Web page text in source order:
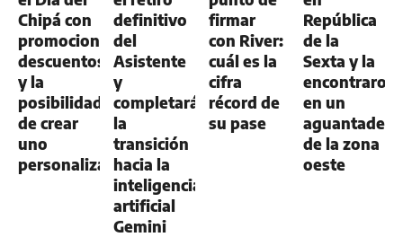
Chipá con
promociones,
descuentos
y la
posibilidad
de crear
uno
personalizado
definitivo
del
Asistente
y
completará
la
transición
hacia la
inteligencia
artificial
Gemini
firmar
con River:
cuál es la
cifra
récord de
su pase
República
de la
Sexta y la
encontraron
en un
aguantadero
de la zona
oeste